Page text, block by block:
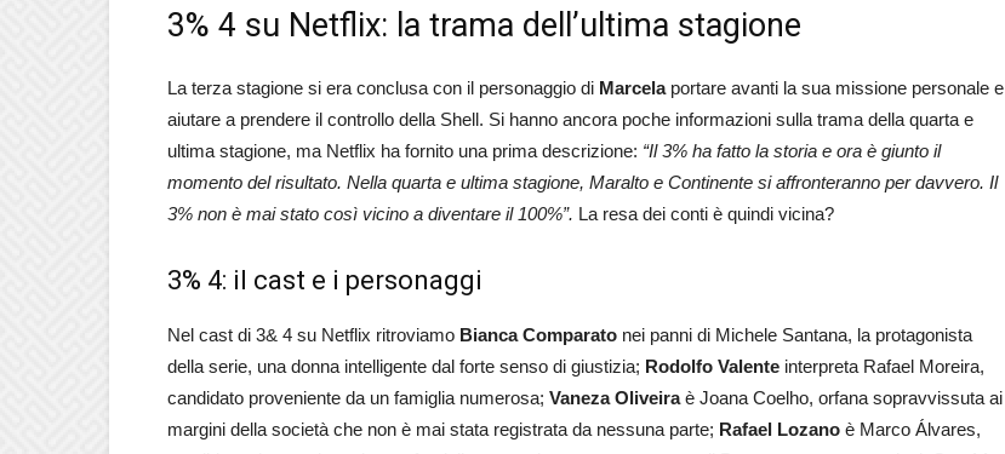
3% 4 su Netflix: la trama dell’ultima stagione
La terza stagione si era conclusa con il personaggio di Marcelaportare avanti la sua missione personale e
aiutare a prendere il controllo della Shell. Si hanno ancora poche informazioni sulla trama della quarta e
ultima stagione, ma Netflix ha fornito una prima descrizione: “Il 3% ha fatto la storia e ora è giunto il
momento del risultato. Nella quarta e ultima stagione, Maralto e Continente si affronteranno per davvero. Il
3% non è mai stato così vicino a diventare il 100%”. La resa dei conti è quindi vicina?
3% 4: il cast e i personaggi
Nel cast di 3& 4 su Netflix ritroviamo Bianca Comparato nei panni di Michele Santana, la protagonista
della serie, una donna intelligente dal forte senso di giustizia; Rodolfo Valente interpreta Rafael Moreira,
candidato proveniente da un famiglia numerosa; Vaneza Oliveiraè Joana Coelho, orfana sopravvissuta ai
margini della società che non è mai stata registrata da nessuna parte; Rafael Lozano è Marco Álvares,